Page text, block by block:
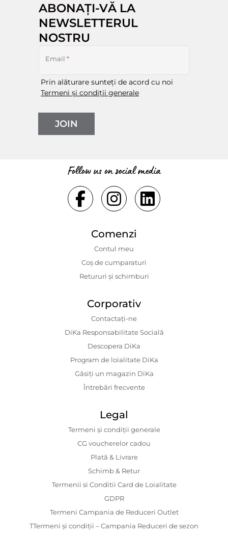
ABONAȚI-VĂ LA
NEWSLETTERUL
NOSTRU
Email *
Prin alăturare sunteți de acord cu noi
Termeni și condiții generale
JOIN
Follow us on social media
Comenzi
Contul meu
Coș de cumparaturi
Retururi și schimburi
Corporativ
Contactaţi-ne
DiKa Responsabilitate Socială
Descopera DiKa
Program de loialitate DiKa
Găsiți un magazin DiKa
Întrebări frecvente
Legal
Termeni și condiții generale
CG voucherelor cadou
Plată & Livrare
Schimb & Retur
Termenii si Conditii Card de Loialitate
GDPR
Termeni Campania de Reduceri Outlet
TTermeni și condiții – Campania Reduceri de sezon